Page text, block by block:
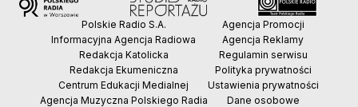
Polskie Radio S.A.
Informacyjna Agencja Radiowa
Redakcja Katolicka
Redakcja Ekumeniczna
Centrum Edukacji Medialnej
Agencja Muzyczna Polskiego Radia
Agencja Promocji
Agencja Reklamy
Regulamin serwisu
Polityka prywatności
Ustawienia prywatności
Dane osobowe